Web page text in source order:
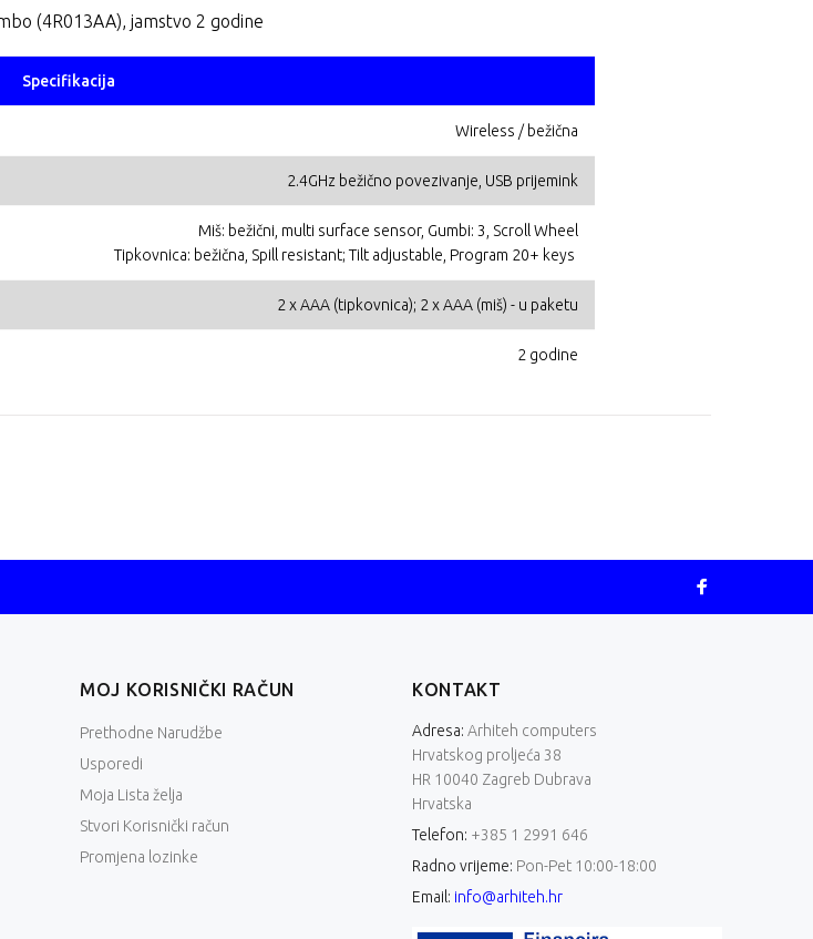
(4R013AA), jamstvo 2 godine
Specifikacija
Wireless / bežična
2.4GHz bežično povezivanje, USB prijemink
Miš: bežični, multi surface sensor, Gumbi: 3, Scroll Wheel
Tipkovnica: bežična, Spill resistant; Tilt adjustable, Program 20+ keys
2 x AAA (tipkovnica); 2 x AAA (miš) - u paketu
2 godine
MOJ KORISNIČKI RAČUN
Prethodne Narudžbe
Usporedi
Moja Lista želja
Stvori Korisnički račun
Promjena lozinke
KONTAKT
Adresa: Arhiteh computers
Hrvatskog proljeća 38
HR 10040 Zagreb Dubrava
Hrvatska
Telefon: +385 1 2991 646
Radno vrijeme: Pon-Pet 10:00-18:00
Email: info@arhiteh.hr